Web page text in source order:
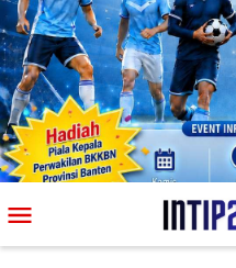
ke
kontenMobile